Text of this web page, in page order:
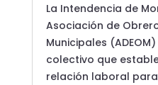
La Intendencia de
Asociación de
Municipales
colectivo que
relación laboral